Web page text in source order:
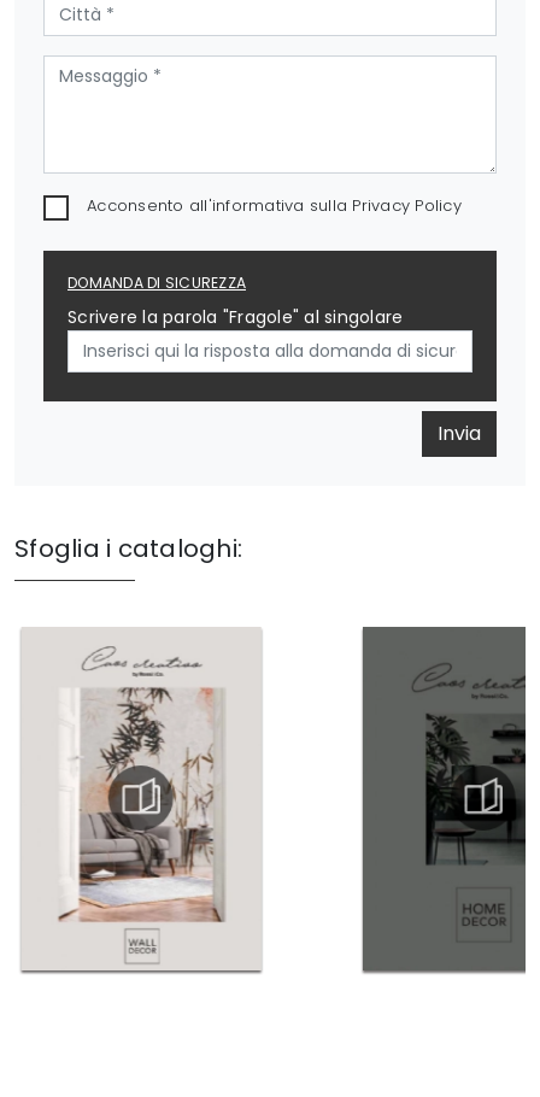
Acconsento all'informativa sulla Privacy Policy
DOMANDA DI SICUREZZA
Scrivere la parola "Fragole" al singolare
Invia
Sfoglia i cataloghi: